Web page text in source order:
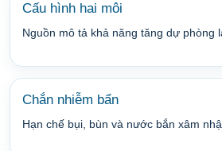
Cấu hình hai môi
Nguồn mô tả khả năng tăng dự phòng
Chắn nhiễm bẩn
Hạn chế bụi, bùn và nước bắn xâm